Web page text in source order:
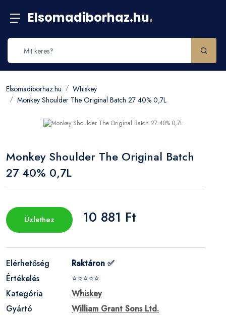
Elsomadiborhaz.hu.
Elsomadiborhaz.hu
Whiskey
Monkey Shoulder The Original Batch 27 40% 0,7L
Monkey Shoulder The Original Batch
27 40% 0,7L
Üzlethez 10 881 Ft
Elérhetőség
Raktáron ✅
Értékelés
⭐⭐⭐⭐⭐
Kategória
Whiskey
Gyártó
William Grant Sons Ltd.